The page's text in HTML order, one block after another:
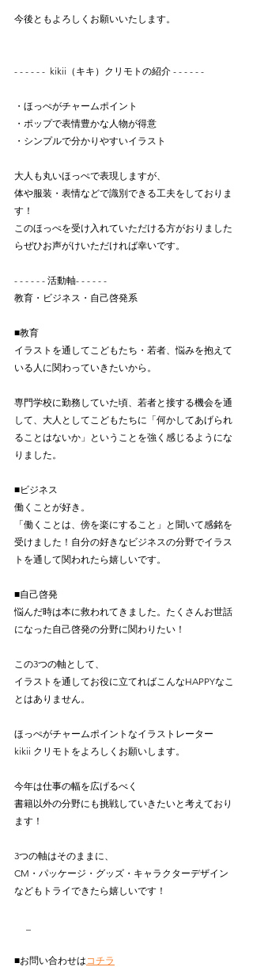
今後ともよろしくお願いいたします。
- - - - - -  kikii（キキ）クリモトの紹介 - - - - - -
・ほっぺがチャームポイント
・ポップで表情豊かな人物が得意
・シンプルで分かりやすいイラスト
大人も丸いほっぺで表現しますが、
体や服装・表情などで識別できる工夫をしておりま
す！
このほっぺを受け入れていただける方がおりました
らぜひお声がけいただければ幸いです。
- - - - - - 活動軸- - - - - -
教育・ビジネス・自己啓発系
■教育
イラストを通してこどもたち・若者、悩みを抱えて
いる人に関わっていきたいから。
専門学校に勤務していた頃、若者と接する機会を通
して、大人としてこどもたちに「何かしてあげられ
ることはないか」ということを強く感じるようにな
りました。
■ビジネス
働くことが好き。
「働くことは、傍を楽にすること」と聞いて感銘を
受けました！自分の好きなビジネスの分野でイラス
トを通して関われたら嬉しいです。
■自己啓発
悩んだ時は本に救われてきました。たくさんお世話
になった自己啓発の分野に関わりたい！
この3つの軸として、
イラストを通してお役に立てればこんなHAPPYなこ
とはありません。
ほっぺがチャームポイントなイラストレーター
kikii クリモトをよろしくお願いします。
今年は仕事の幅を広げるべく
書籍以外の分野にも挑戦していきたいと考えており
ます！
3つの軸はそのままに、
CM・パッケージ・グッズ・キャラクターデザイン
などもトライできたら嬉しいです！
■お問い合わせは コチラ